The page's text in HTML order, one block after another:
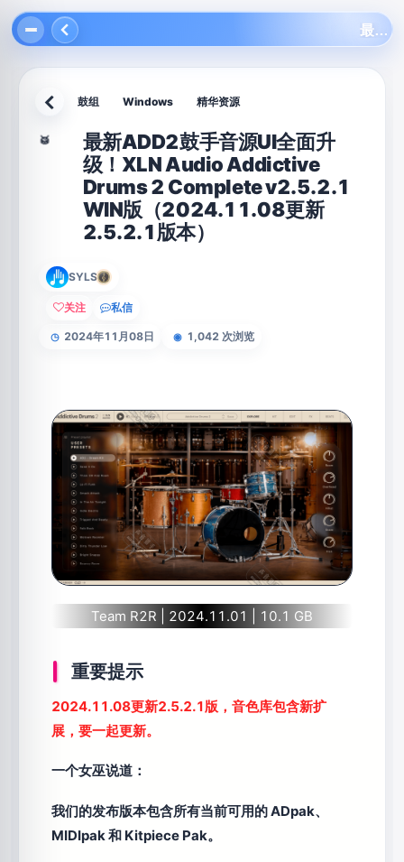
返回 鼓组 Windows 精华资源
🥁
最新ADD2鼓手音源UI全面升
级！XLN Audio Addictive
Drums 2 Complete v2.5.2.1
WIN版（2024.11.08更新
2.5.2.1版本）
SYLS
关注 私信
◷ 2024年11月08日 ◉ 1,042 次浏览
Team R2R | 2024.11.01 | 10.1 GB
重要提示
2024.11.08更新2.5.2.1版，音色库包含新扩
展，要一起更新。
一个女巫说道：
我们的发布版本包含所有当前可用的 ADpak、
MIDIpak 和 Kitpiece Pak。
最新ADD2鼓手音源UI全面升级！XLN Audio Addictive Drums 2 Complete v2.5.2.1 WIN版（2024.11.08更新2.5.2.1版本）